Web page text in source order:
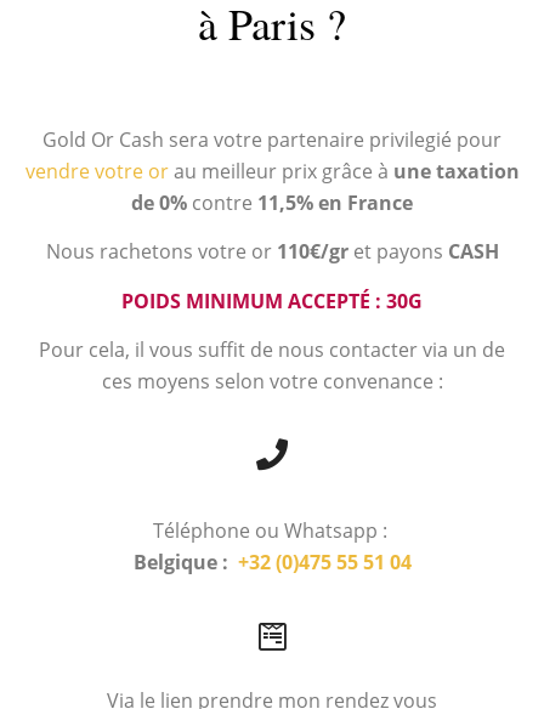
à Paris ?
Gold Or Cash sera votre partenaire privilegié pour
vendre votre orau meilleur prix grâce à une taxation
de 0% contre 11,5% en France
Nous rachetons votre or 110€/gr et payons CASH
POIDS MINIMUM ACCEPTÉ : 30G
Pour cela, il vous suffit de nous contacter via un de
ces moyens selon votre convenance :
Téléphone ou Whatsapp :
Belgique : +32 (0)475 55 51 04
Via le lien prendre mon rendez vous